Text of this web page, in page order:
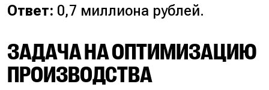
Ответ: 0,7 миллиона рублей.
ЗАДАЧА НА ОПТИМИЗАЦИЮ
ПРОИЗВОДСТВА